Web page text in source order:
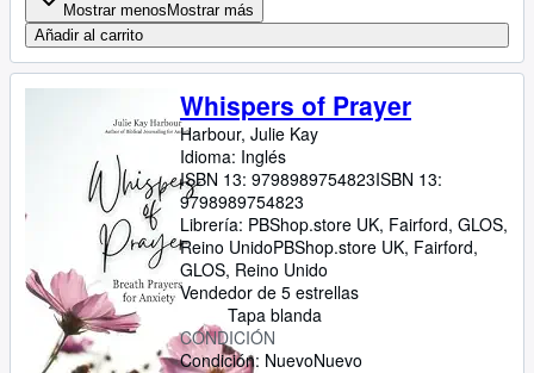
Mostrar menos Mostrar más
Añadir al carrito
Whispers of Prayer
Harbour, Julie Kay
Idioma: Inglés
ISBN 13: 9798989754823ISBN 13:
9798989754823
Librería: PBShop.store UK, Fairford, GLOS,
Reino UnidoPBShop.store UK, Fairford,
GLOS, Reino Unido
Vendedor de 5 estrellas
Tapa blanda
CONDICIÓN
Condición: NuevoNuevo